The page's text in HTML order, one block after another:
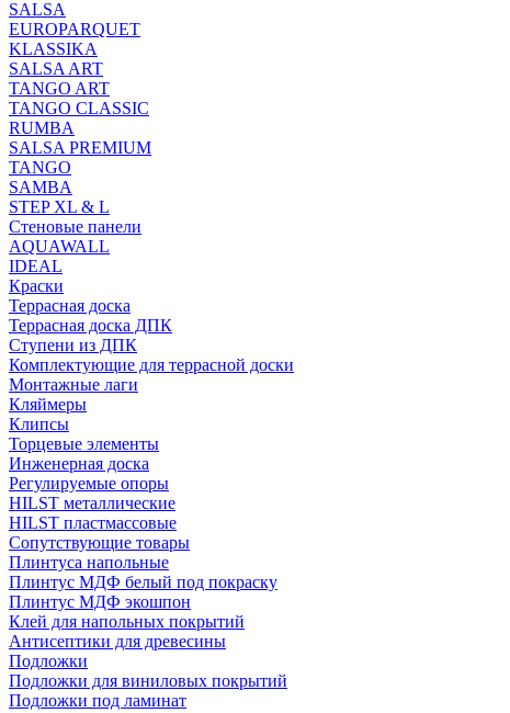
SALSA
EUROPARQUET
KLASSIKA
SALSA ART
TANGO ART
TANGO CLASSIC
RUMBA
SALSA PREMIUM
TANGO
SAMBA
STEP XL & L
Стеновые панели
AQUAWALL
IDEAL
Краски
Террасная доска
Террасная доска ДПК
Ступени из ДПК
Комплектующие для террасной доски
Монтажные лаги
Кляймеры
Клипсы
Торцевые элементы
Инженерная доска
Регулируемые опоры
HILST металлические
HILST пластмассовые
Сопутствующие товары
Плинтуса напольные
Плинтус МДФ белый под покраску
Плинтус МДФ экошпон
Клей для напольных покрытий
Антисептики для древесины
Подложки
Подложки для виниловых покрытий
Подложки под ламинат